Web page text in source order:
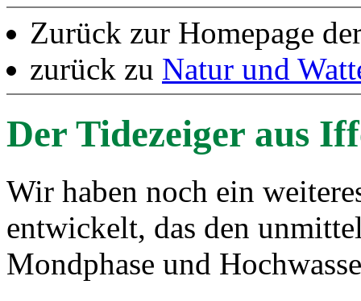
Zurück zur Homepage
zurück zu Natur und
Der Tidezeiger aus
Wir haben noch ein
entwickelt, das den
Mondphase und